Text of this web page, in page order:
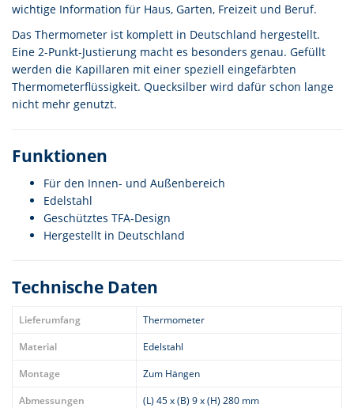
wichtige Information für Haus, Garten, Freizeit und Beruf.
Das Thermometer ist komplett in Deutschland hergestellt.
Eine 2-Punkt-Justierung macht es besonders genau. Gefüllt
werden die Kapillaren mit einer speziell eingefärbten
Thermometerflüssigkeit. Quecksilber wird dafür schon lange
nicht mehr genutzt.
Funktionen
Für den Innen- und Außenbereich
Edelstahl
Geschütztes TFA-Design
Hergestellt in Deutschland
Technische Daten
Lieferumfang
Thermometer
Material
Edelstahl
Montage
Zum Hängen
Abmessungen
(L) 45 x (B) 9 x (H) 280 mm